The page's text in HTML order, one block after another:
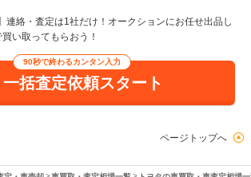
連絡・査定は1社だけ！オークションにお任せ出品し
い取ってもらおう！
90秒で終わるカンタン入力
一括査定依頼スタート
ページトップへ